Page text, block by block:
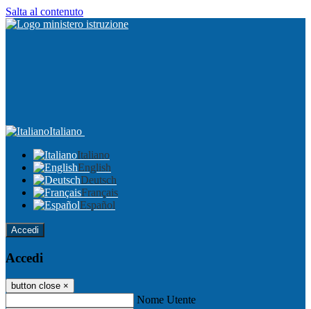
Salta al contenuto
Italiano
Italiano
English
Deutsch
Français
Español
Accedi
Accedi
button close ×
Nome Utente